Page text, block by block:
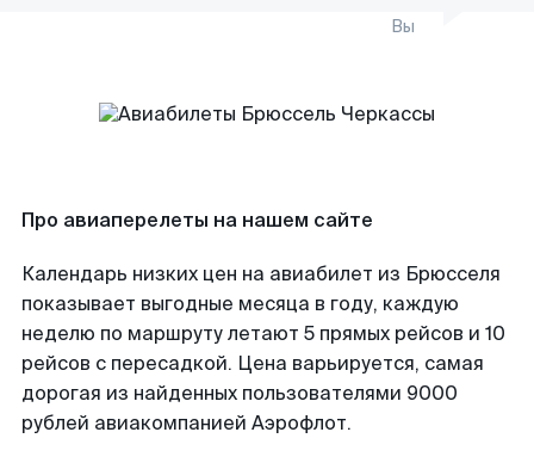
Вы
Про авиаперелеты на нашем сайте
Календарь низких цен на авиабилет из Брюсселя
показывает выгодные месяца в году, каждую
неделю по маршруту летают 5 прямых рейсов и 10
рейсов с пересадкой. Цена варьируется, самая
дорогая из найденных пользователями 9000
рублей авиакомпанией Аэрофлот.